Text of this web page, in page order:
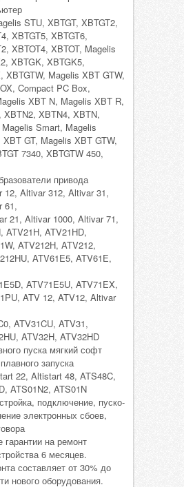
STU, XBTGT, XBTGT2,
XBTGT5, XBTGT6,
XBTOT4, XBTOT, Magelis
XBTGK, XBTGK5,
XBTGTW, Magelis XBT GTW,
Compact PC Box,
XBT N, Magelis XBT R,
XBTN2, XBTN4, XBTN,
Smart, Magelis
GT, Magelis XBT GTW,
7340, XBTGTW 450,
привода
12, Altivar 312, Altivar 31,
61,
21, Altivar 1000, Altivar 71,
ATV21H, ATV21HD,
ATV212H, ATV212,
ATV61E5, ATV61E,
ATV71E5U, ATV71EX,
ATV 12, ATV12, Altivar
ATV31CU, ATV31,
ATV32H, ATV32HD
пуска мягкий софт
запуска
22, Altistart 48, ATS48C,
ATS01N2, ATS01N
подключение, пуско-
электронных сбоев,
гарантии на ремонт
6 месяцев.
составляет от 30% до
нового оборудования.